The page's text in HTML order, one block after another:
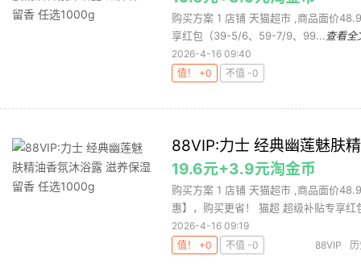
购买方案 1 店铺 天猫超市 ,商品面价
享红包（39-5/6、59-7/9、99... 查看全
2026-4-16 09:40
值！ +0
不值 -0
88VIP:力士 经典幽莲魅肤
19.6元+3.9元淘金币
购买方案 1 店铺 天猫超市 ,商品面价
惠】，购买更省！ 猫超 超级补贴专享红
2026-4-16 09:19
值！ +0
不值 -0 88VIP